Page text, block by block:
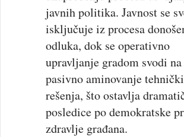
javnih politika. Javnost se
isključuje iz procesa
odluka, dok se operativno
upravljanje gradom svodi na
pasivno aminovanje
rešenja, što ostavlja
posledice po demokratske
zdravlje građana.